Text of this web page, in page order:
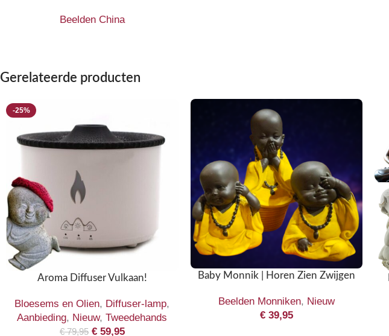
Beelden China
Gerelateerde producten
-25%
Aroma Diffuser Vulkaan!
Bloesems en Olien, Diffuser-lamp,
Aanbieding, Nieuw, Tweedehands
€79,95 €59,95
Baby Monnik | Horen Zien Zwijgen
Beelden Monniken, Nieuw
€39,95